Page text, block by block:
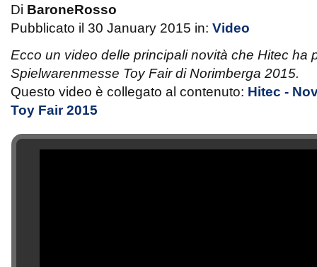
Di BaroneRosso
Pubblicato il 30 January 2015 in: Video
Ecco un video delle principali novità che Hitec ha
Spielwarenmesse Toy Fair di Norimberga 2015.
Questo video è collegato al contenuto: Hitec -
Toy Fair 2015